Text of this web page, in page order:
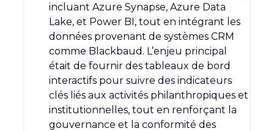
incluant Azure Synapse, Azure Data
Lake, et Power BI, tout en intégrant les
données provenant de systèmes CRM
comme Blackbaud . L’enjeu principal
était de fournir des tableaux de bord
interactifs pour suivre des indicateurs
clés liés aux activités philanthropiques et
institutionnelles, tout en renforçant la
gouvernance et la conformité des